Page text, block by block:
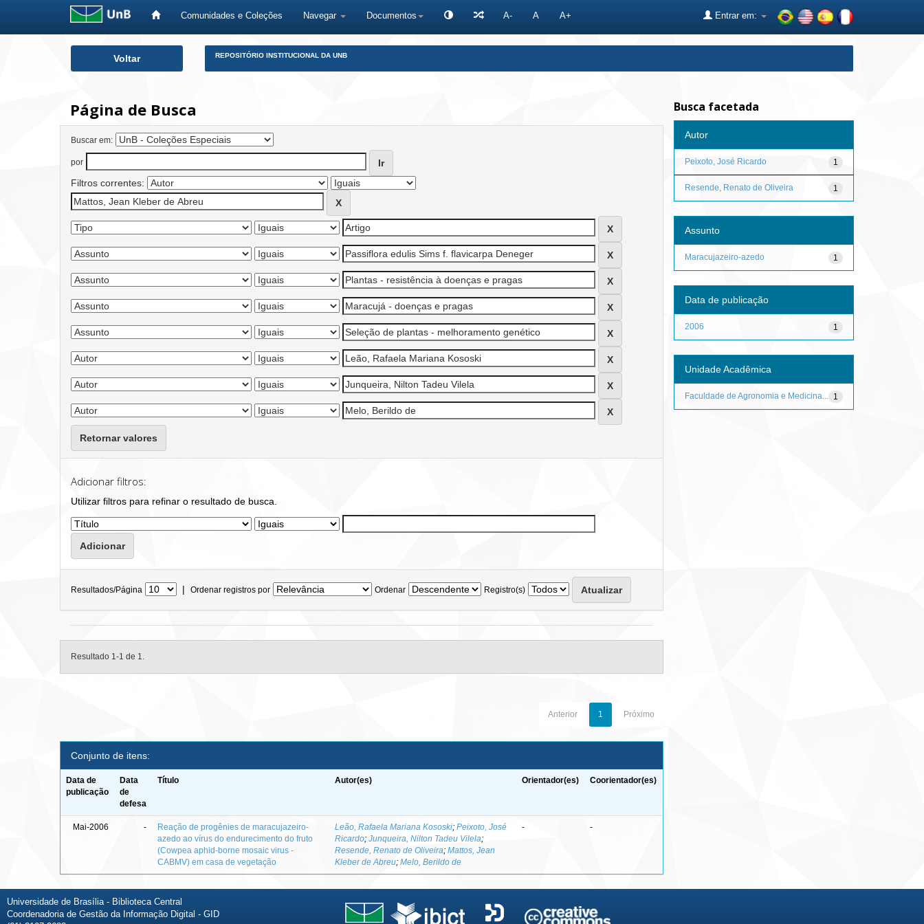
Comunidades e Coleções Navegar Documentos A- A A+ Entrar em:
Voltar REPOSITÓRIO INSTITUCIONAL DA UNB
Página de Busca
Buscar em:
por
Filtros correntes:
Retornar valores
Adicionar filtros:
Utilizar filtros para refinar o resultado de busca.
Resultados/Página | Ordenar registros por Ordenar Registro(s)
Resultado 1-1 de 1.
Anterior 1 Próximo
Conjunto de itens:
Data de
publicação
Data
de
defesa
Título Autor(es) Orientador(es) Coorientador(es)
Mai-2006 -
Reação de progênies de maracujazeiro-
azedo ao vírus do endurecimento do fruto
(Cowpea aphid-borne mosaic virus -
CABMV) em casa de vegetação
Leão, Rafaela Mariana Kososki;Peixoto, José
Ricardo;Junqueira, Nilton Tadeu Vilela;
Resende, Renato de Oliveira;Mattos, Jean
Kleber de Abreu;Melo, Berildo de
- -
Busca facetada
Autor
1
Peixoto, José Ricardo
1
Resende, Renato de Oliveira
Assunto
1
Maracujazeiro-azedo
Data de publicação
1
2006
Unidade Acadêmica
1
Faculdade de Agronomia e Medicina...
Universidade de Brasília - Biblioteca Central
Coordenadoria de Gestão da Informação Digital - GID